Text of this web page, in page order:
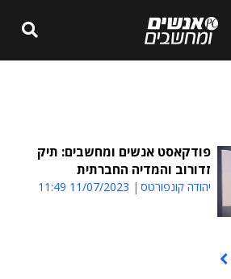
פודקאסט אנשים ומחשבים: תיק
זדורוב והמדיה החברתית
יהודה קונפורטס 11/07/2023 11:49